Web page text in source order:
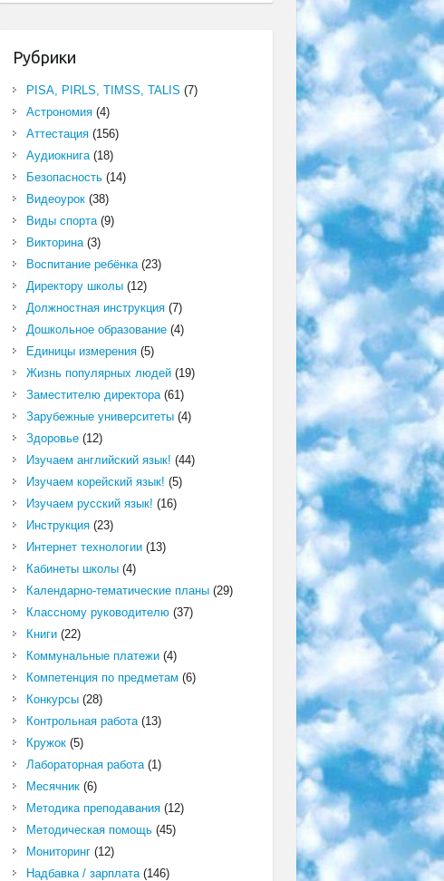
Рубрики
PISA, PIRLS, TIMSS, TALIS (7)
Астрономия(4)
Аттестация(156)
Аудиокнига(18)
Безопасность(14)
Видеоурок(38)
Виды спорта(9)
Викторина(3)
Воспитание ребёнка(23)
Директору школы(12)
Должностная инструкция(7)
Дошкольное образование(4)
Единицы измерения(5)
Жизнь популярных людей(19)
Заместителю директора(61)
Зарубежные университеты(4)
Здоровье(12)
Изучаем английский язык! (44)
Изучаем корейский язык! (5)
Изучаем русский язык! (16)
Инструкция(23)
Интернет технологии(13)
Кабинеты школы(4)
Календарно-тематические планы(29)
Классному руководителю(37)
Книги(22)
Коммунальные платежи(4)
Компетенция по предметам (6)
Конкурсы(28)
Контрольная работа(13)
Кружок(5)
Лабораторная работа(1)
Месячник(6)
Методика преподавания(12)
Методическая помощь(45)
Мониторинг(12)
Надбавка / зарплата(146)